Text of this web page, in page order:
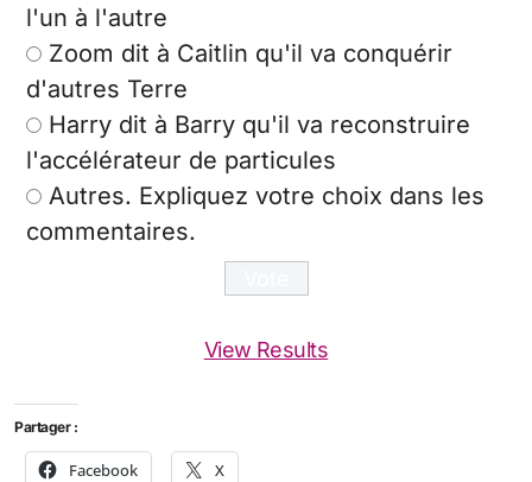
l'un à l'autre
Zoom dit à Caitlin qu'il va conquérir
d'autres Terre
Harry dit à Barry qu'il va reconstruire
l'accélérateur de particules
Autres. Expliquez votre choix dans les
commentaires.
View Results
Partager :
Facebook X